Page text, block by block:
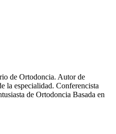
de Ortodoncia. Autor de
la especialidad. Conferencista
de Ortodoncia Basada en